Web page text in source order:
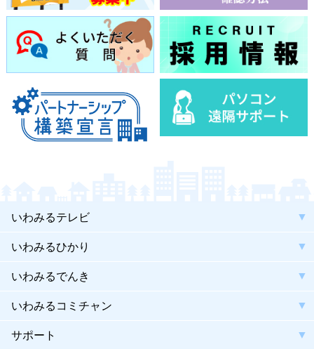
いわみるテレビ
いわみるひかり
いわみるでんき
いわみるコミチャン
サポート